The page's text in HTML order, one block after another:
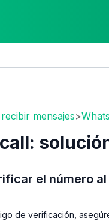
mensajes>
el número
de verificación,